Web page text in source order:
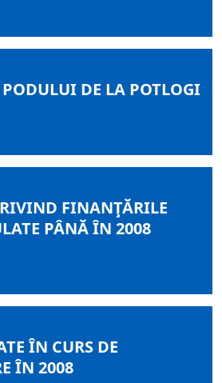
DE LA POTLOGI
FINANŢĂRILE
PÂNĂ ÎN 2008
ÎN CURS DE
ÎN 2008